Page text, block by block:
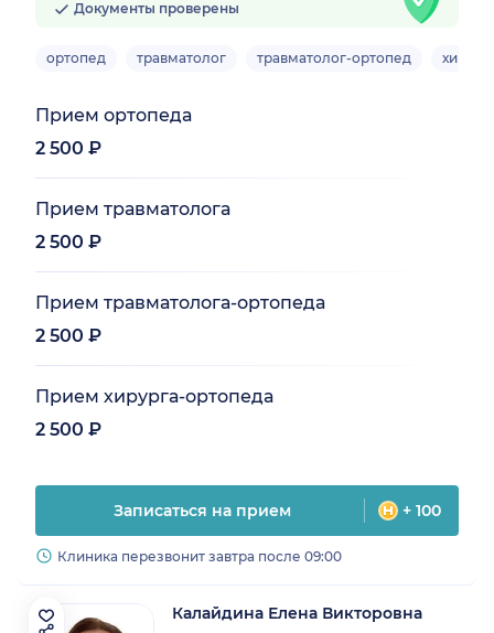
Документы проверены
ортопед травматолог травматолог-ортопед
Прием ортопеда
2 500 ₽
Прием травматолога
2 500 ₽
Прием травматолога-ортопеда
2 500 ₽
Прием хирурга-ортопеда
2 500 ₽
Записаться на прием + 100
Клиника перезвонит завтра после 09:00
Калайдина Елена Викторовна